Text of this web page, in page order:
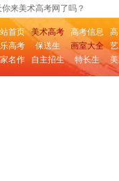
来美术高考网了吗？
首页 美术高考 高考信息
高考
保送生 画室大全
名作
自主招生 特长生